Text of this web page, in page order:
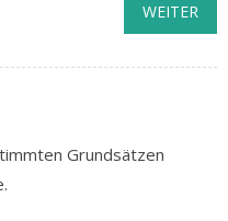
WEITER
Grundsätzen